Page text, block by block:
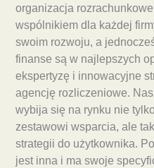
organizacja
wspólnikiem dla każdej
swoim rozwoju, a
finanse są w najlepszych
ekspertyzę i innowacyjne
agencję rozliczeniowe.
wybija się na rynku nie
zestawowi wsparcia, ale
strategii do użytkownika.
jest inna i ma swoje